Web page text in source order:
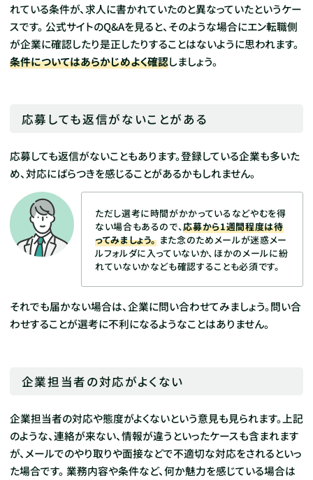
れている条件が、求人に書かれていたのと異なっていたというケー
スです。 公式サイトのQ&Aを見ると、そのような場合にエン転職側
が企業に確認したり是正したりすることはないように思われます。
条件についてはあらかじめよく確認しましょう。
応募しても返信がないことがある
応募しても返信がないこともあります。登録している企業も多いた
め、対応にばらつきを感じることがあるかもしれません。
ただし選考に時間がかかっているなどやむを得
ない場合もあるので、応募から1週間程度は待
ってみましょう。 また念のためメールが迷惑メー
ルフォルダに入っていないか、ほかのメールに紛
れていないかなども確認することも必須です。
それでも届かない場合は、企業に問い合わせてみましょう。問い合
わせすることが選考に不利になるようなことはありません。
企業担当者の対応がよくない
企業担当者の対応や態度がよくないという意見も見られます。上記
のような、連絡が来ない、情報が違うといったケースも含まれます
が、メールでのやり取りや面接などで不適切な対応をされるといっ
た場合です。 業務内容や条件など、何か魅力を感じている場合は